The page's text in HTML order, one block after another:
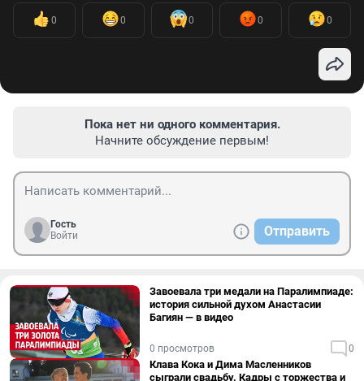
0 0 0 0 0
Пока нет ни одного комментария.
Начните обсуждение первым!
Гость
Войти
Отправить
Завоевала три медали на Паралимпиаде:
история сильной духом Анастасии
Багиян — в видео
0 просмотров 0
Клава Кока и Дима Масленников
сыграли свадьбу. Кадры с торжества и